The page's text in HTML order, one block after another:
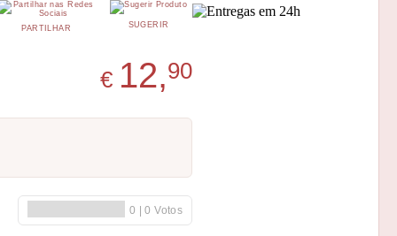
SUGERIR
PARTILHAR
€ 12,90